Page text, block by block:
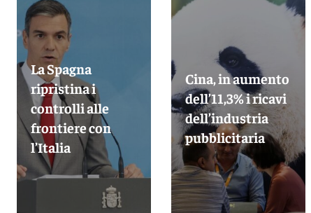
La Spagna
ripristina i
controlli alle
frontiere con
l’Italia
Cina, in aumento
dell’11,3% i ricavi
dell’industria
pubblicitaria